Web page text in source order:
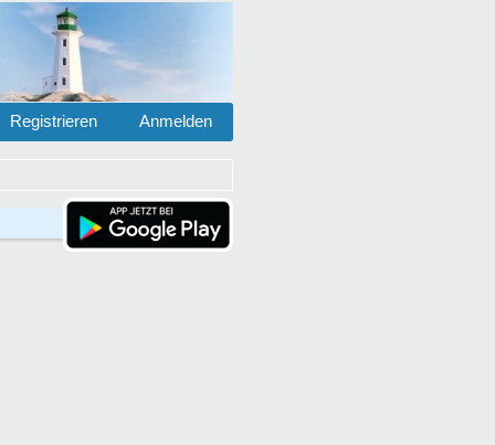
Anmelden
Registrieren